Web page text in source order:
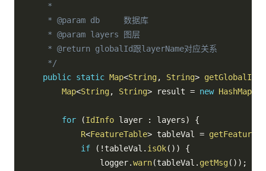
     *
     * @param db     数据库
     * @param layers 图层
     * @return globalId跟layerName对应关系
     */
public static Map<String, String>
Map<String, String> result = new HashMap
for (IdInfo layer : layers)
{
R<FeatureTable> tableVal =
if
( !tableVal . isOk( ) )
{
                logger
.warn(tableVal . getMsg( ) ) ;